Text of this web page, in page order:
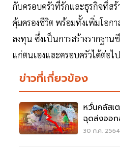
กับครอบครัวที่รักและธุรกิจที่สร้
คุ้มครองชีวิต พร้อมทั้งเพิ่มโอก
ลงทุน ซึ่งเป็นการสร้างรากฐาน
แก่ตนเองและครอบครัวได้ต่อไป
ข่าวที่เกี่ยวข้อง
หวั่นคลัสเ
ฉุดส่งออก
ต่ำกว่า 7%
30 ก.ค.